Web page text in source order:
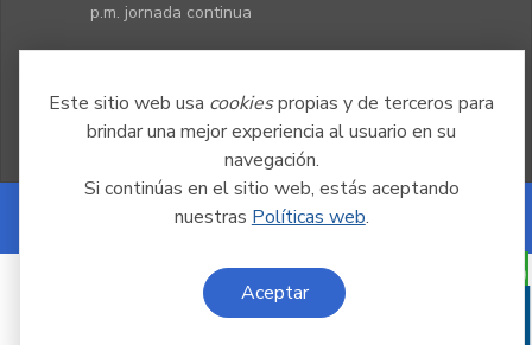
Este sitio web usa cookiespropias y de terceros para
brindar una mejor experiencia al usuario en su
navegación.
Si continúas en el sitio web, estás aceptando
nuestras Políticas web.
Aceptar
p.m. jornada continua
Powered by Nexura